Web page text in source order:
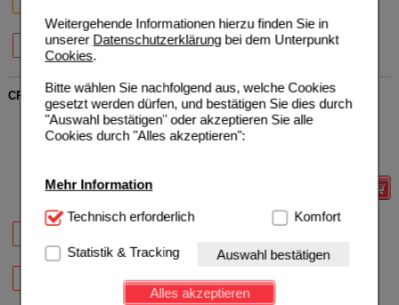
Weitergehende Informationen hierzu finden Sie in
unserer Datenschutzerklärungbei dem Unterpunkt
Cookies.
Bitte wählen Sie nachfolgend aus, welche Cookies
gesetzt werden dürfen, und bestätigen Sie dies durch
"Auswahl bestätigen" oder akzeptieren Sie alle
Cookies durch "Alles akzeptieren":
Mehr Information
Technisch Notwendig:Hierbei handelt es sich um
Website notwendig sind (z.B. Navigation, Warenkorb,
Kundenkonto), weshalb auf diese nicht verzichtet
werden kann.
Technisch erforderlich Komfort
Statistik & Tracking Auswahl bestätigen
Alles akzeptieren
750 St
20%
CRANBERRY 400 mg GPH Kapseln
Hecht-Pharma GmbH
04548427
UVP **
Unser Preis
20% 20% 20%